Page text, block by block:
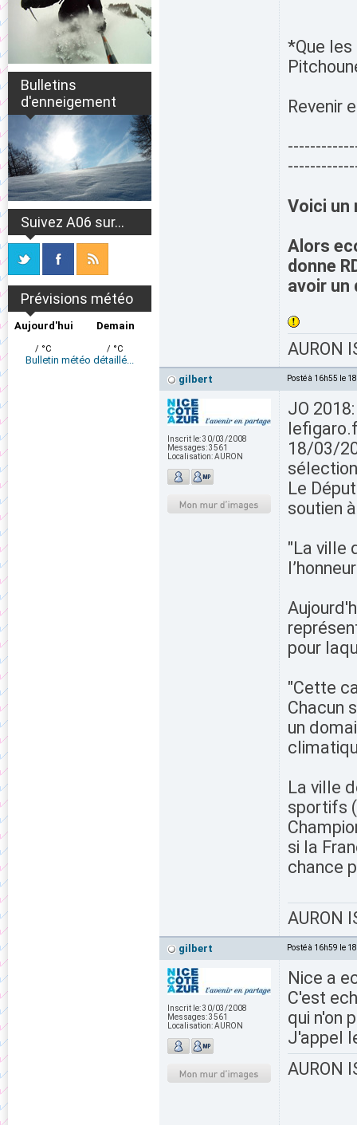
Bulletins
d'enneigement
Suivez A06 sur...
Prévisions météo
Aujourd'hui
/ °C
Demain
/ °C
Bulletin météo détaillé...
*Que
Revenir
Voici un
Alors
donne
avoir un
AURON
gilbert Posté à 16h55 le
Inscrit le:30/03/2008
Messages:3561
Localisation:AURON
JO
18/03/
sélection
Le
soutien
"La ville
pour
"Cette
Chacun
un
La ville
sportifs
si la
chance
AURON
gilbert Posté à 16h59 le
Inscrit le:30/03/2008
Messages:3561
Localisation:AURON
Nice a
C'est
qui n'on
J'appel
AURON